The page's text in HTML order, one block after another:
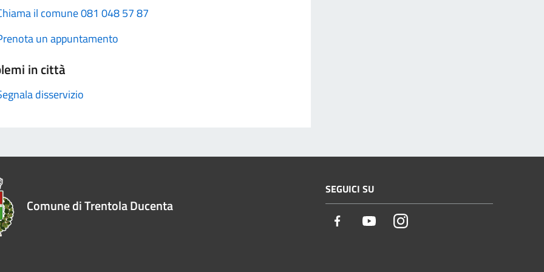
il comune 081 048 57 87
un appuntamento
in città
disservizio
Comune di Trentola Ducenta
SEGUICI SU
Facebook YoutubeInstagram